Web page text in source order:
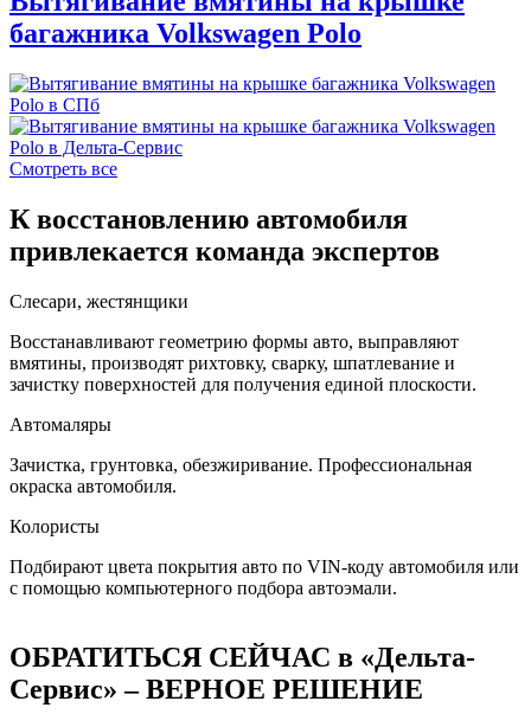
багажника Volkswagen Polo
Смотреть все
К восстановлению автомобиля
привлекается команда экспертов
Слесари, жестянщики
Восстанавливают геометрию формы авто, выправляют
вмятины, производят рихтовку, сварку, шпатлевание и
зачистку поверхностей для получения единой плоскости.
Автомаляры
Зачистка, грунтовка, обезжиривание. Профессиональная
окраска автомобиля.
Колористы
Подбирают цвета покрытия авто по VIN-коду автомобиля или
с помощью компьютерного подбора автоэмали.
ОБРАТИТЬСЯ СЕЙЧАС в «Дельта-
Сервис» – ВЕРНОЕ РЕШЕНИЕ